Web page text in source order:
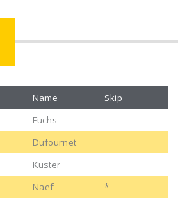
Name
Skip
Fuchs
Dufournet
Kuster
Naef *